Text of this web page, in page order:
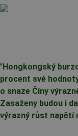
" Hongkongský
procent své
o snaze Číny
Zasaženy budou i
výrazný růst napětí